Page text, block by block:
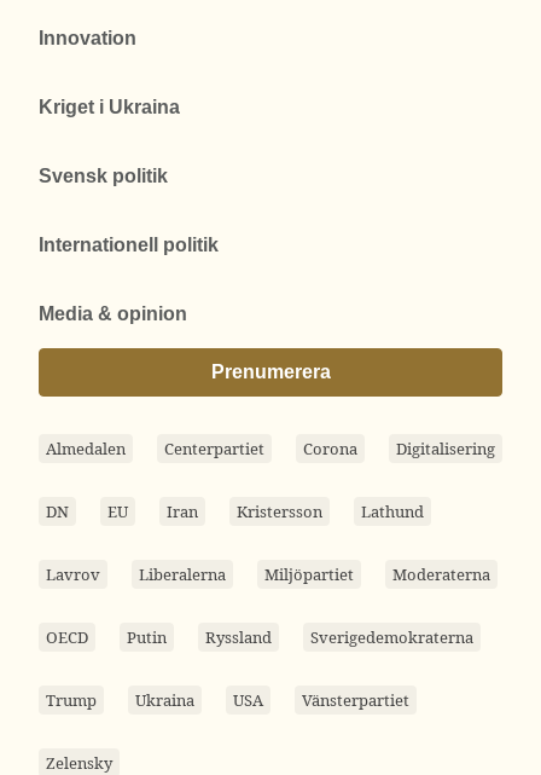
Innovation
Kriget i Ukraina
Svensk politik
Internationell politik
Media & opinion
Prenumerera
Almedalen Centerpartiet Corona Digitalisering
DN EU Iran Kristersson Lathund
Lavrov Liberalerna Miljöpartiet Moderaterna
OECD Putin Ryssland Sverigedemokraterna
Trump Ukraina USA Vänsterpartiet
Zelensky